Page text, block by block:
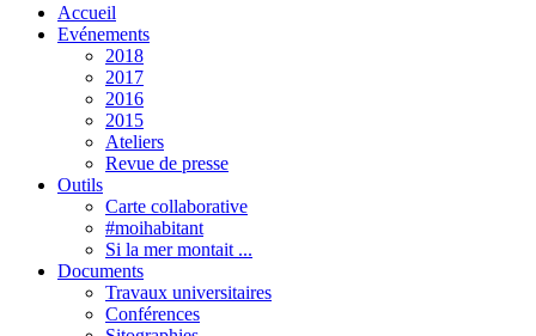
Accueil
Evénements
2018
2017
2016
2015
Ateliers
Revue de presse
Outils
Carte collaborative
#moihabitant
Si la mer montait ...
Documents
Travaux universitaires
Conférences